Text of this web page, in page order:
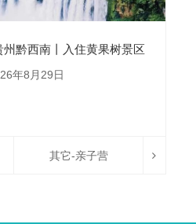
州黔西南丨入住黄果树景区
族非遗体验
年8月29日
其它-亲子营